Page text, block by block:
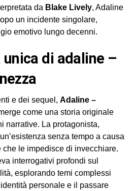
da Blake Lively, Adaline
un incidente singolare,
emotivo lungo decenni.
e dei sequel, Adaline –
come una storia originale
narrative. La protagonista,
senza tempo a causa
le impedisce di invecchiare.
interrogativi profondi sul
esplorando temi complessi
personale e il passare